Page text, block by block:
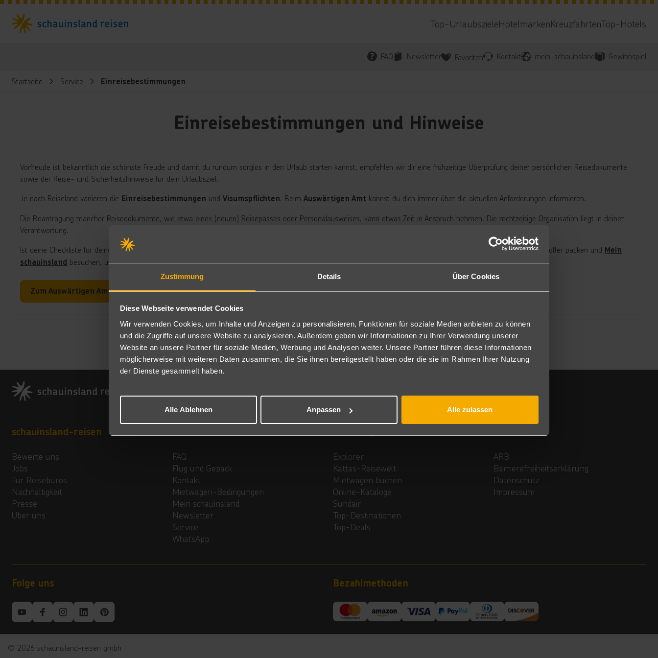
Zustimmung Details Über Cookies
Diese Webseite verwendet Cookies
Wir verwenden Cookies, um Inhalte und Anzeigen zu personalisieren, Funktionen für soziale Medien anbieten zu können
und die Zugriffe auf unsere Website zu analysieren. Außerdem geben wir Informationen zu Ihrer Verwendung unserer
Website an unsere Partner für soziale Medien, Werbung und Analysen weiter. Unsere Partner führen diese Informationen
möglicherweise mit weiteren Daten zusammen, die Sie ihnen bereitgestellt haben oder die sie im Rahmen Ihrer Nutzung
der Dienste gesammelt haben.
Alle Ablehnen Anpassen Alle zulassen
Top-UrlaubszieleHotelmarkenKreuzfahrtenTop-Hotels
FAQ Newsletter Favoriten Kontakt mein-schauinsland Gewinnspiel
Startseite Service Einreisebestimmungen
Einreisebestimmungen und Hinweise
Vorfreude ist bekanntlich die schönste Freude und damit du rundum sorglos in den Urlaub starten kannst, empfehlen wir dir eine frühzeitige Überprüfung deiner persönlichen Reisedokumente
sowie der Reise- und Sicherheitshinweise für dein Urlaubsziel.
Je nach Reiseland variieren die Einreisebestimmungen und Visumspflichten. Beim Auswärtigen Amt kannst du dich immer über die aktuellen Anforderungen informieren.
Die Beantragung mancher Reisedokumente, wie etwa eines (neuen) Reisepasses oder Personalausweises, kann etwas Zeit in Anspruch nehmen. Die rechtzeitige Organisation liegt in deiner
Verantwortung.
Ist deine Checkliste für deinen Traumurlaub abgehakt? So hast du genügend Zeit, um dich zu freuen und den wichtigen Dingen deine Aufmerksamkeit zu schenken: Koffer packen und Mein
schauinsland besuchen, um Sehenswürdigkeiten und Ausflüge zu erkunden!
Zum Auswärtigen Amt
Footer
Footer navigation
schauinsland-reisen
Bewerte uns
Jobs
Für Reisebüros
Nachhaltigkeit
Presse
Über uns
FAQ
Flug und Gepäck
Kontakt
Mietwagen-Bedingungen
Mein schauinsland
Newsletter
Service
WhatsApp
Explorer
Kattas-Reisewelt
Mietwagen buchen
Online-Kataloge
Sundair
Top-Destinationen
Top-Deals
ARB
Barrierefreiheitserklärung
Datenschutz
Impressum
Folge uns Bezahlmethoden
© 2026 schauinsland-reisen gmbh